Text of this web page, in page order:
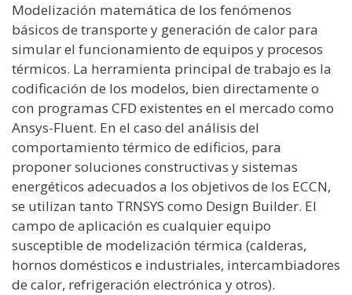
Modelización matemática de los fenómenos
básicos de transporte y generación de calor para
simular el funcionamiento de equipos y procesos
térmicos. La herramienta principal de trabajo es la
codificación de los modelos, bien directamente o
con programas CFD existentes en el mercado como
Ansys-Fluent. En el caso del análisis del
comportamiento térmico de edificios, para
proponer soluciones constructivas y sistemas
energéticos adecuados a los objetivos de los ECCN,
se utilizan tanto TRNSYS como Design Builder. El
campo de aplicación es cualquier equipo
susceptible de modelización térmica (calderas,
hornos domésticos e industriales, intercambiadores
de calor, refrigeración electrónica y otros).